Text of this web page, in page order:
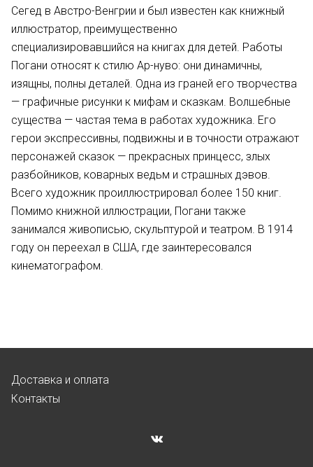
Сегед в Австро-Венгрии и был известен как книжный
иллюстратор, преимущественно
специализировавшийся на книгах для детей. Работы
Погани относят к стилю Ар-нуво: они динамичны,
изящны, полны деталей. Одна из граней его творчества
— графичные рисунки к мифам и сказкам. Волшебные
существа — частая тема в работах художника. Его
герои экспрессивны, подвижны и в точности отражают
персонажей сказок — прекрасных принцесс, злых
разбойников, коварных ведьм и страшных дэвов.
Всего художник проиллюстрировал более 150 книг.
Помимо книжной иллюстрации, Погани также
занимался живописью, скульптурой и театром. В 1914
году он переехал в США, где заинтересовался
кинематографом.
Доставка и оплата
Контакты